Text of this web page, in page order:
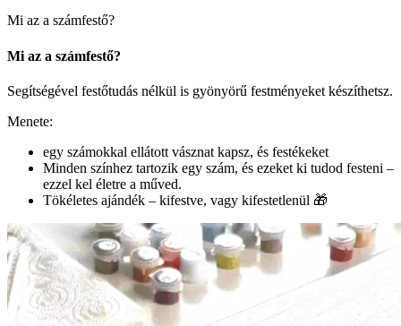
Mi az a számfestő?
Mi az a számfestő?
Segítségével festőtudás nélkül is gyönyörű festményeket készíthetsz.
Menete:
egy számokkal ellátott vásznat kapsz, és festékeket
Minden színhez tartozik egy szám, és ezeket ki tudod festeni –
ezzel kel életre a műved.
Tökéletes ajándék – kifestve, vagy kifestetlenül 🎁